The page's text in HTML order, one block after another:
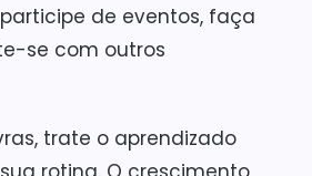
de eventos, faça
se com outros
trate o aprendizado